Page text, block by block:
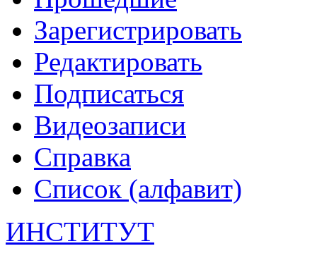
Зарегистрировать
Редактировать
Подписаться
Видеозаписи
Справка
Список (алфавит)
ИНСТИТУТ